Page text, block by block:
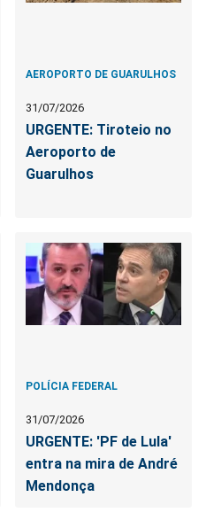
AEROPORTO DE GUARULHOS
31/07/2026
URGENTE: Tiroteio no
Aeroporto de
Guarulhos
POLÍCIA FEDERAL
31/07/2026
URGENTE: 'PF de Lula'
entra na mira de André
Mendonça